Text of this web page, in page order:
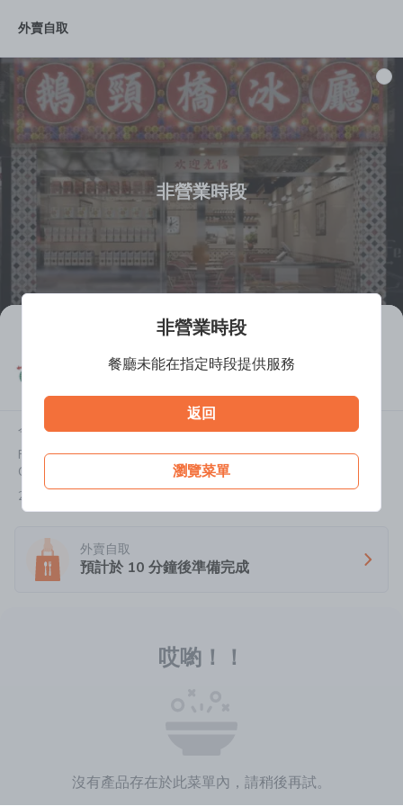
非營業時段
餐廳未能在指定時段提供服務
返回
瀏覽菜單
外賣自取
非營業時段
餐廳離線中
今天:11:00-20:30
Flat/Rm 3, G/F, Besthing Mansion, 404-406 Jaffe Road,
Causeway Bay
2818 8978
外賣自取
預計於 10 分鐘後準備完成
哎喲！！
沒有產品存在於此菜單內，請稍後再試。